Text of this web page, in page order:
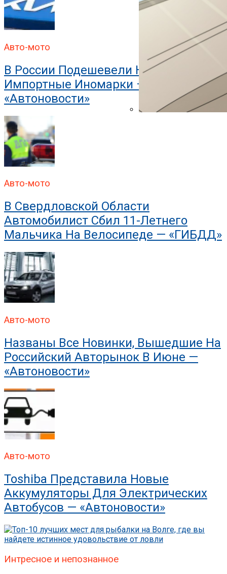
Авто-мото
В России Подешевели Некоторые
Импортные Иномарки —
«Автоновости»
Авто-мото
В Свердловской Области
Автомобилист Сбил 11-Летнего
Мальчика На Велосипеде — «ГИБДД»
Авто-мото
Названы Все Новинки, Вышедшие На
Российский Авторынок В Июне —
«Автоновости»
Авто-мото
Toshiba Представила Новые
Аккумуляторы Для Электрических
Автобусов — «Автоновости»
Интресное и непознанное